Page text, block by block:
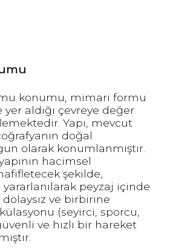
konumu, mimari formu
aldığı çevreye değer
Yapı, mevcut
doğal
olarak konumlanmıştır.
hacimsel
şekilde,
peyzaj içinde
ve birbirine
(seyirci, sporcu,
ve hızlı bir hareket